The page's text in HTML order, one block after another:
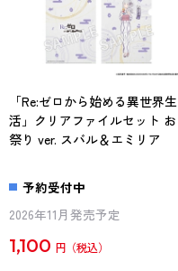
「Re:ゼロから始める異世界生
活」クリアファイルセット お
祭り ver. スバル＆エミリア
予約受付中
2026年11月発売予定
1,100 円